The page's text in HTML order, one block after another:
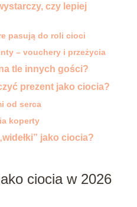
czy lepiej
pasują do roli cioci
– vouchery i przeżycia
tle innych gości?
prezent jako ciocia?
od serca
koperty
jako ciocia?
ciocia w 2026